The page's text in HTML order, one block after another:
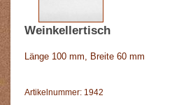
Weinkellertisch
Länge 100 mm, Breite 60 mm
Artikelnummer: 1942